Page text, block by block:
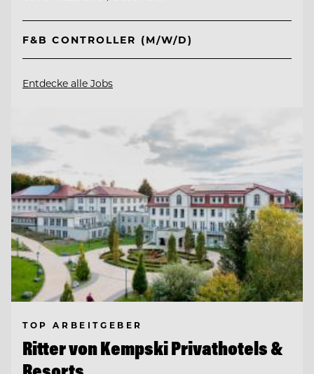
F&B CONTROLLER (M/W/D)
Entdecke alle Jobs
TOP ARBEITGEBER
Ritter von Kempski Privathotels &